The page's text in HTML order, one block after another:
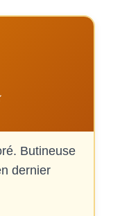
Butineuse
dernier